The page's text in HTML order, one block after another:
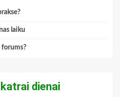
laiku
forums?
dienai